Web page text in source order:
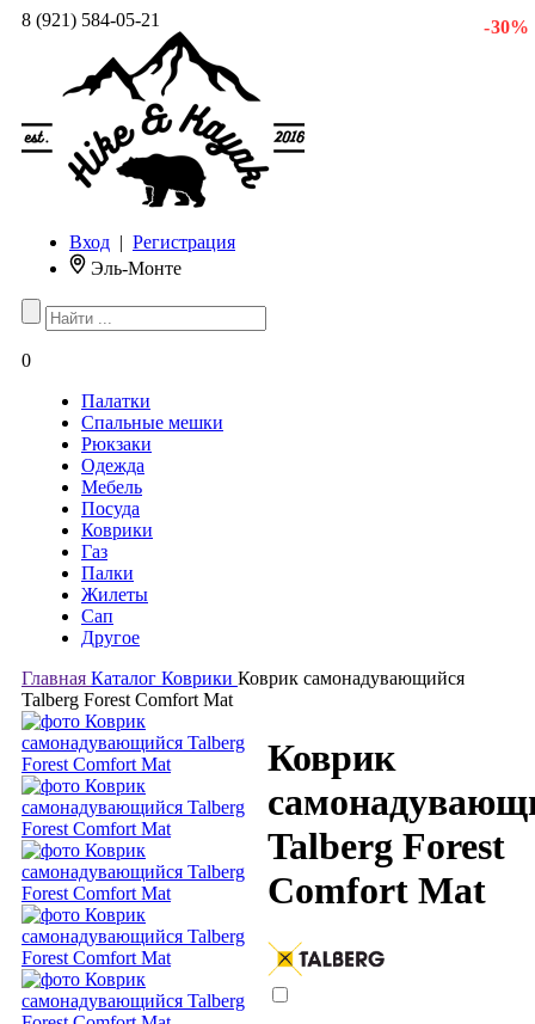
8 (921) 584-05-21
Вход | Регистрация
Эль-Монте
0
Палатки
Спальные мешки
Рюкзаки
Одежда
Мебель
Посуда
Коврики
Газ
Палки
Жилеты
Сап
Другое
Главная Каталог Коврики Коврик самонадувающийся
Talberg Forest Comfort Mat
- 30 %
Коврик
Talberg Forest
Comfort Mat